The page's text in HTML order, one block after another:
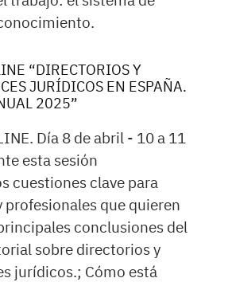
“DIRECTORIOS Y
JURÍDICOS EN ESPAÑA.
2025”
Día 8 de abril - 10 a 11
esta sesión
cuestiones clave para
profesionales que quieren
conclusiones del
sobre directorios y
jurídicos.; Cómo está